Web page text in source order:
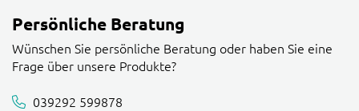
Persönliche Beratung
Wünschen Sie persönliche Beratung oder haben Sie eine
Frage über unsere Produkte?
039292 599878